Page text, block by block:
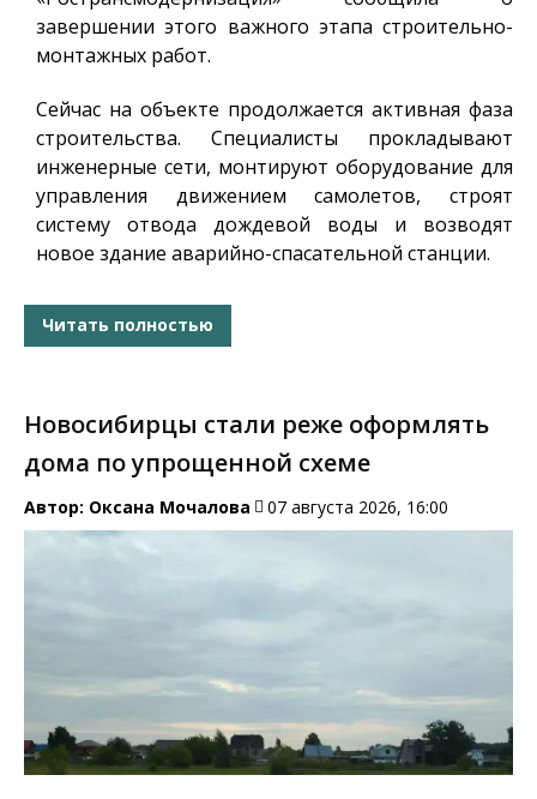
завершении этого важного этапа строительно-
монтажных работ.
Сейчас на объекте продолжается активная фаза
строительства. Специалисты прокладывают
инженерные сети, монтируют оборудование для
управления движением самолетов, строят
систему отвода дождевой воды и возводят
новое здание аварийно-спасательной станции.
Читать полностью
Новосибирцы стали реже оформлять
дома по упрощенной схеме
Автор: Оксана Мочалова 07 августа 2026, 16:00